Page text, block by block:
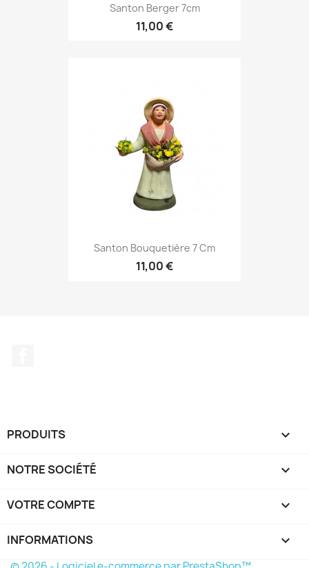
Santon Berger 7cm
11,00 €
Santon Bouquetière 7 Cm
11,00 €
PRODUITS 
NOTRE SOCIÉTÉ 
VOTRE COMPTE 
INFORMATIONS keyboard_arrow_down